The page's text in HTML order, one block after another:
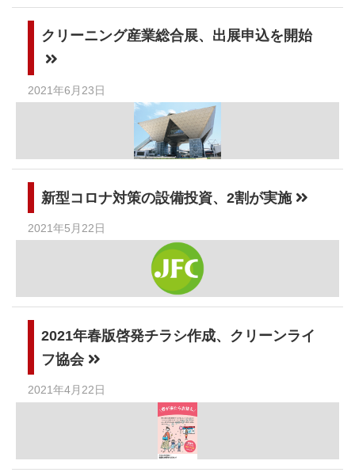
クリーニング産業総合展、出展申込を開始
2021年6月23日
新型コロナ対策の設備投資、2割が実施
2021年5月22日
2021年春版啓発チラシ作成、クリーンライ
フ協会
2021年4月22日